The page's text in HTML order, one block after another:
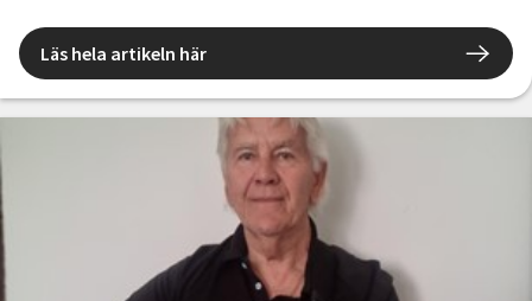
forskningsprojektet The Comprehensive Aphasia Test (CAT),
dialogterapi samt middag och underhållning på kvällen.
Läs hela artikeln här